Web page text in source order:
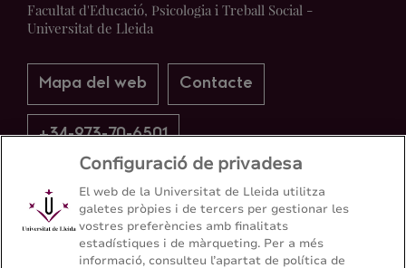
Facultat d'Educació, Psicologia i Treball Social -
Universitat de Lleida
Mapa del web Contacte
+34-973-70-6501
Configuració de privadesa
El web de la Universitat de Lleida utilitza
galetes pròpies i de tercers per gestionar les
vostres preferències amb finalitats
estadístiques i de màrqueting. Per a més
informació, consulteu l’apartat de política de